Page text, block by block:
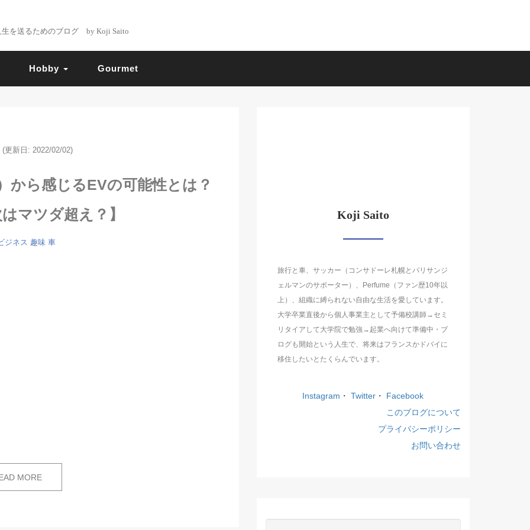
を送るためのブログ by Koji Saito
Hobby Gourmet
(更新日: 2022/02/02)
から感じるEVの可能性とは？
マツダ超え？】
ジネス 趣味 車
MORE
Koji Saito
旅行と車、サッカー（コンサドーレ札幌とパリサンジ
ェルマンのサポーター）、Perfume（ファン歴10年以
上）、組織に縛られない自由な生活を愛しています。
大学卒業直後から個人事業主として予備校講師→セミ
リタイアして大学院で勉強→起業へ向けて準備中・ブ
ログも開始という人生で、将来はフランスかドバイに
移住したいとたくらんでいます。
Instagram ・ Twitter ・
Facebook
このブログについて
プライバシーポリシー
お問い合わせ